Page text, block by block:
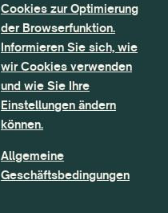
Cookies zur Optimierung
der Browserfunktion.
Informieren Sie sich, wie
wir Cookies verwenden
und wie Sie Ihre
Einstellungen ändern
können.
Allgemeine
Geschäftsbedingungen